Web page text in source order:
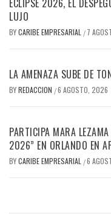
LUJO
BYCARIBE EMPRESARIAL / 7
LA AMENAZA SUBE DE
BYREDACCION /6 AGOSTO, 2026
PARTICIPA MARA
2026” EN ORLANDO EN
BYCARIBE EMPRESARIAL /6